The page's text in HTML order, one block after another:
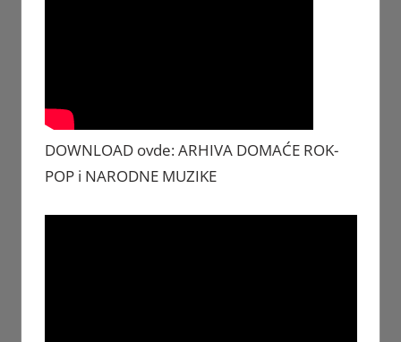
DOWNLOAD ovde: ARHIVA DOMAĆE ROK-
POP i NARODNE MUZIKE